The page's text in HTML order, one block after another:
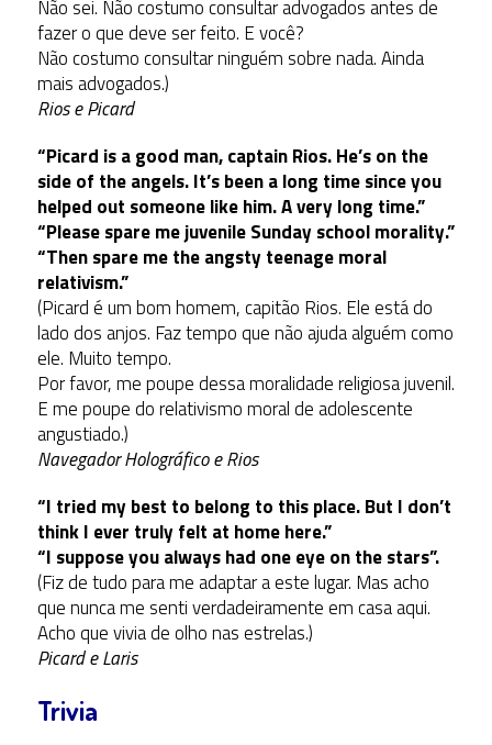
Não sei. Não costumo consultar advogados antes de
fazer o que deve ser feito. E você?
Não costumo consultar ninguém sobre nada. Ainda
mais advogados.)
Rios e Picard
“Picard is a good man, captain Rios. He’s on the
side of the angels. It’s been a long time since you
helped out someone like him. A very long time.”
“Please spare me juvenile Sunday school morality.”
“Then spare me the angsty teenage moral
relativism.”
(Picard é um bom homem, capitão Rios. Ele está do
lado dos anjos. Faz tempo que não ajuda alguém como
ele. Muito tempo.
Por favor, me poupe dessa moralidade religiosa juvenil.
E me poupe do relativismo moral de adolescente
angustiado.)
Navegador Holográfico e Rios
“I tried my best to belong to this place. But I don’t
think I ever truly felt at home here.”
“I suppose you always had one eye on the stars”.
(Fiz de tudo para me adaptar a este lugar. Mas acho
que nunca me senti verdadeiramente em casa aqui.
Acho que vivia de olho nas estrelas.)
Picard e Laris
Trivia